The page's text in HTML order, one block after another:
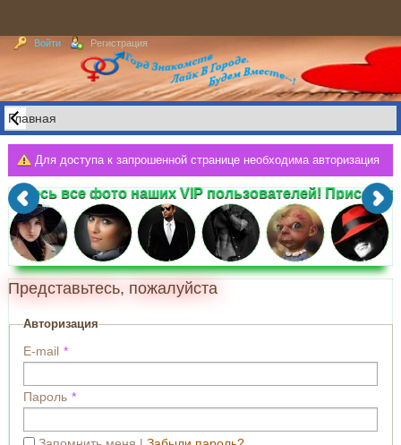
Войти Регистрация
Для доступа к запрошенной странице необходима авторизация
. .Здесь все фото наших VIP пользователей!
Представьтесь, пожалуйста
Авторизация
E-mail
Пароль